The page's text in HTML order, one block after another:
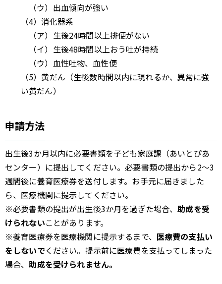
（ウ）出血傾向が強い
（4）消化器系
（ア）生後24時間以上排便がない
（イ）生後48時間以上おう吐が持続
（ウ）血性吐物、血性便
（5）黄だん（生後数時間以内に現れるか、異常に強
い黄だん）
申請方法
出生後3か月以内に必要書類を子ども家庭課（あいとぴあ
センター）に提出してください。必要書類の提出から2～3
週間後に養育医療券を送付します。お手元に届きました
ら、医療機関に提示してください。
※必要書類の提出が出生後3か月を過ぎた場合、助成を受
けられないことがあります。
※養育医療券を医療機関に提示するまで、 医療費の支払い
をしないでください。提示前に医療費を支払ってしまった
場合、助成を受けられません。